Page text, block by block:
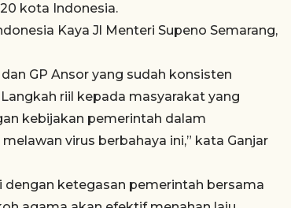
kota Indonesia.
Kaya Jl Menteri Supeno Semarang,
GP Ansor yang sudah konsisten
riil kepada masyarakat yang
kebijakan pemerintah dalam
virus berbahaya ini,” kata Ganjar
dengan ketegasan pemerintah bersama